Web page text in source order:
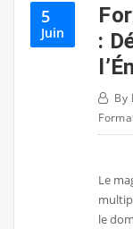
5
Juin
:
By
Le
le